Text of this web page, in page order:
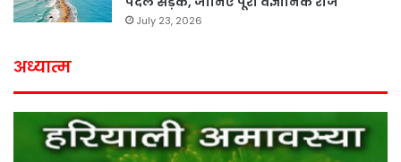
July 23, 2026
अध्यात्म